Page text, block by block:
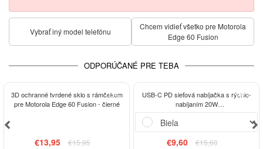
Vybrať iný model telefónu
Chcem vidieť všetko pre Motorola
Edge 60 Fusion
ODPORÚČANÉ PRE TEBA
-13%
3D ochranné tvrdené sklo s rámčekom
pre Motorola Edge 60 Fusion - čierné
€13,95
€15,95
-38%
USB-C PD sieťová nabíjačka s rýchlo-
nabíjaním 20W
€9,60
€15,60